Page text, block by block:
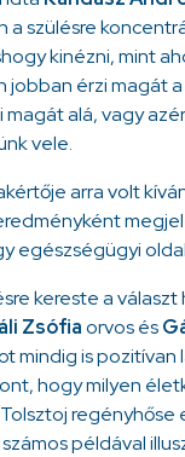
szülésre
kinézni, mint
érzi magát
alá, vagy
vele.
arra volt
egészségügyi
kereste a
Zsófiaorvos és
is
hogy milyen
példával